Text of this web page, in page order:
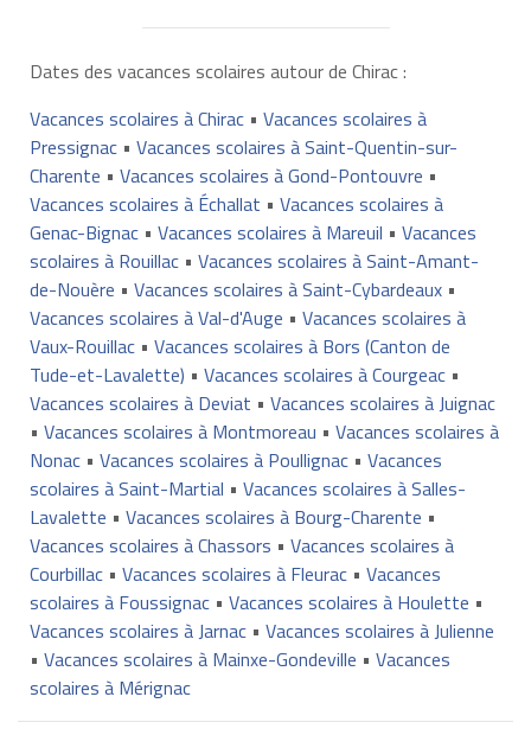
Dates des vacances scolaires autour de Chirac :
Vacances scolaires à Chirac• Vacances scolaires à
Pressignac• Vacances scolaires à Saint-Quentin-sur-
Charente • Vacances scolaires à Gond-Pontouvre •
Vacances scolaires à Échallat • Vacances scolaires à
Genac-Bignac• Vacances scolaires à Mareuil • Vacances
scolaires à Rouillac• Vacances scolaires à Saint-Amant-
de-Nouère • Vacances scolaires à Saint-Cybardeaux•
Vacances scolaires à Val-d'Auge • Vacances scolaires à
Vaux-Rouillac• Vacances scolaires à Bors (Canton de
Tude-et-Lavalette) • Vacances scolaires à Courgeac•
Vacances scolaires à Deviat • Vacances scolaires à Juignac
• Vacances scolaires à Montmoreau • Vacances scolaires à
Nonac• Vacances scolaires à Poullignac• Vacances
scolaires à Saint-Martial • Vacances scolaires à Salles-
Lavalette • Vacances scolaires à Bourg-Charente •
Vacances scolaires à Chassors • Vacances scolaires à
Courbillac• Vacances scolaires à Fleurac• Vacances
scolaires à Foussignac• Vacances scolaires à Houlette •
Vacances scolaires à Jarnac• Vacances scolaires à Julienne
• Vacances scolaires à Mainxe-Gondeville • Vacances
scolaires à Mérignac